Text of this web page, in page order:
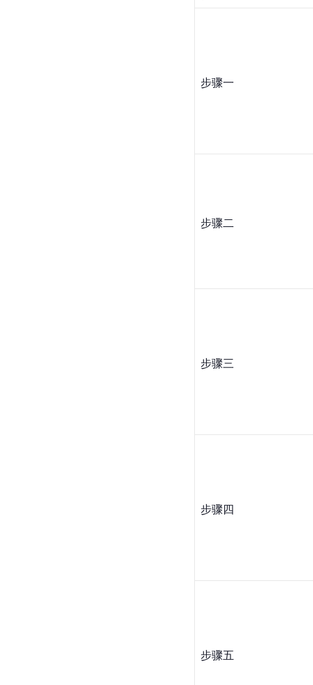
步骤一
步骤二
步骤三
步骤四
步骤五